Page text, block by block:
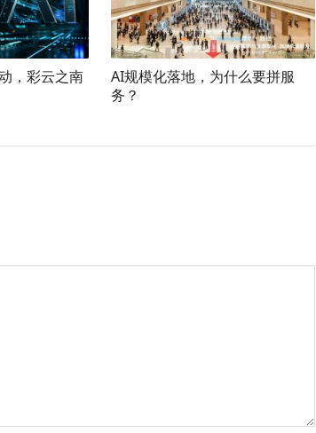
，彩云之南
AI规模化落地，为什么要拼服
务？